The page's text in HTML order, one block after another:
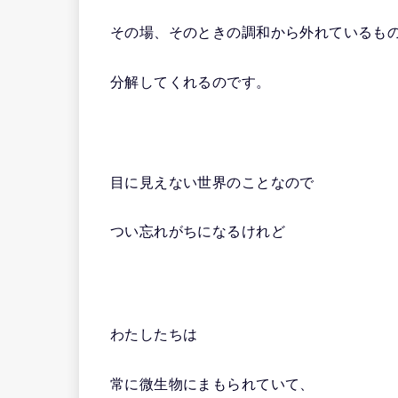
その場、そのときの調和から外れているも
分解してくれるのです。
目に見えない世界のことなので
つい忘れがちになるけれど
わたしたちは
常に微生物にまもられていて、